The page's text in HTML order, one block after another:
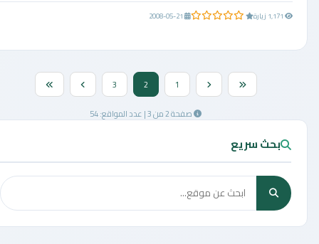
0.0 من 5 نجوم 2008-05-21
صفحة 2 من 3 | عدد المواقع: 54
بحث سريع